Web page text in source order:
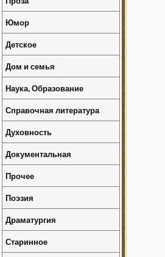
Юмор
Детское
Дом и семья
Наука, Образование
Справочная литература
Духовность
Документальная
Прочее
Поэзия
Драматургия
Старинное